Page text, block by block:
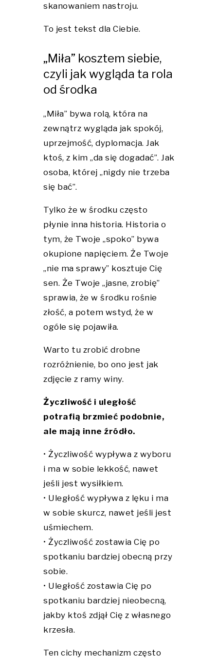
skanowaniem nastroju.
To jest tekst dla Ciebie.
„Miła” kosztem siebie,
czyli jak wygląda ta rola
od środka
„Miła” bywa rolą, która na
zewnątrz wygląda jak spokój,
uprzejmość, dyplomacja. Jak
ktoś, z kim „da się dogadać”. Jak
osoba, której „nigdy nie trzeba
się bać”.
Tylko że w środku często
płynie inna historia. Historia o
tym, że Twoje „spoko” bywa
okupione napięciem. Że Twoje
„nie ma sprawy” kosztuje Cię
sen. Że Twoje „jasne, zrobię”
sprawia, że w środku rośnie
złość, a potem wstyd, że w
ogóle się pojawiła.
Warto tu zrobić drobne
rozróżnienie, bo ono jest jak
zdjęcie z ramy winy.
Życzliwość i uległość
potrafią brzmieć podobnie,
ale mają inne źródło.
• Życzliwość wypływa z wyboru
i ma w sobie lekkość, nawet
jeśli jest wysiłkiem.
• Uległość wypływa z lęku i ma
w sobie skurcz, nawet jeśli jest
uśmiechem.
• Życzliwość zostawia Cię po
spotkaniu bardziej obecną przy
sobie.
• Uległość zostawia Cię po
spotkaniu bardziej nieobecną,
jakby ktoś zdjął Cię z własnego
krzesła.
Ten cichy mechanizm często